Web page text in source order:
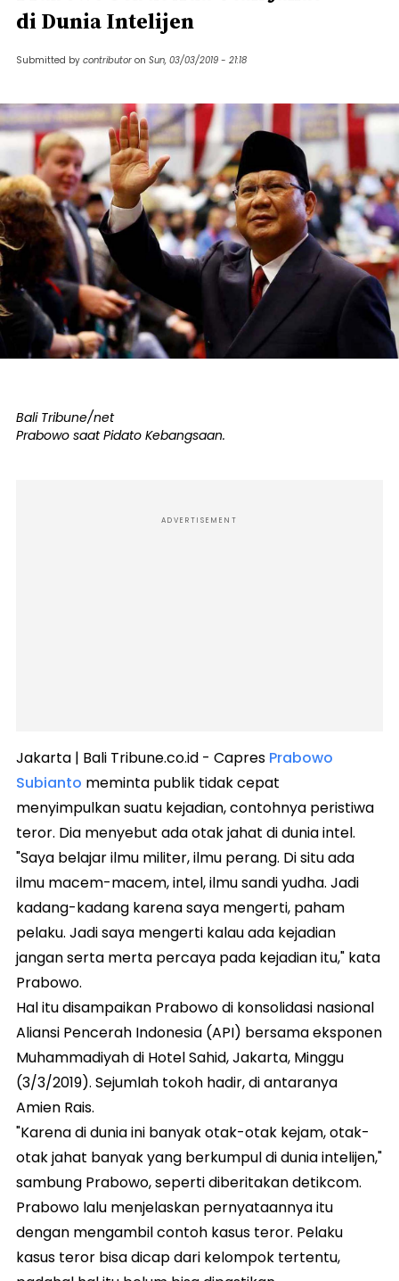
di Dunia Intelijen
Submitted by contributor on Sun, 03/03/2019 - 21:18
Bali Tribune/net
Prabowo saat Pidato Kebangsaan.
ADVERTISEMENT
Jakarta | Bali Tribune.co.id - Capres Prabowo
Subianto meminta publik tidak cepat
menyimpulkan suatu kejadian, contohnya peristiwa
teror. Dia menyebut ada otak jahat di dunia intel.
"Saya belajar ilmu militer, ilmu perang. Di situ ada
ilmu macem-macem, intel, ilmu sandi yudha. Jadi
kadang-kadang karena saya mengerti, paham
pelaku. Jadi saya mengerti kalau ada kejadian
jangan serta merta percaya pada kejadian itu," kata
Prabowo.
Hal itu disampaikan Prabowo di konsolidasi nasional
Aliansi Pencerah Indonesia (API) bersama eksponen
Muhammadiyah di Hotel Sahid, Jakarta, Minggu
(3/3/2019). Sejumlah tokoh hadir, di antaranya
Amien Rais.
"Karena di dunia ini banyak otak-otak kejam, otak-
otak jahat banyak yang berkumpul di dunia intelijen,"
sambung Prabowo, seperti diberitakan detikcom.
Prabowo lalu menjelaskan pernyataannya itu
dengan mengambil contoh kasus teror. Pelaku
kasus teror bisa dicap dari kelompok tertentu,